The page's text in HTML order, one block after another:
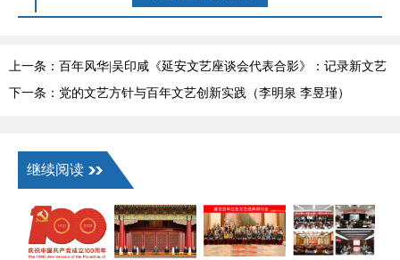
上一条：百年风华|吴印咸《延安文艺座谈会代表合影》：记录新文艺
道路的起点
下一条：党的文艺方针与百年文艺创新实践（李明泉 李昱瑾）
继续阅读